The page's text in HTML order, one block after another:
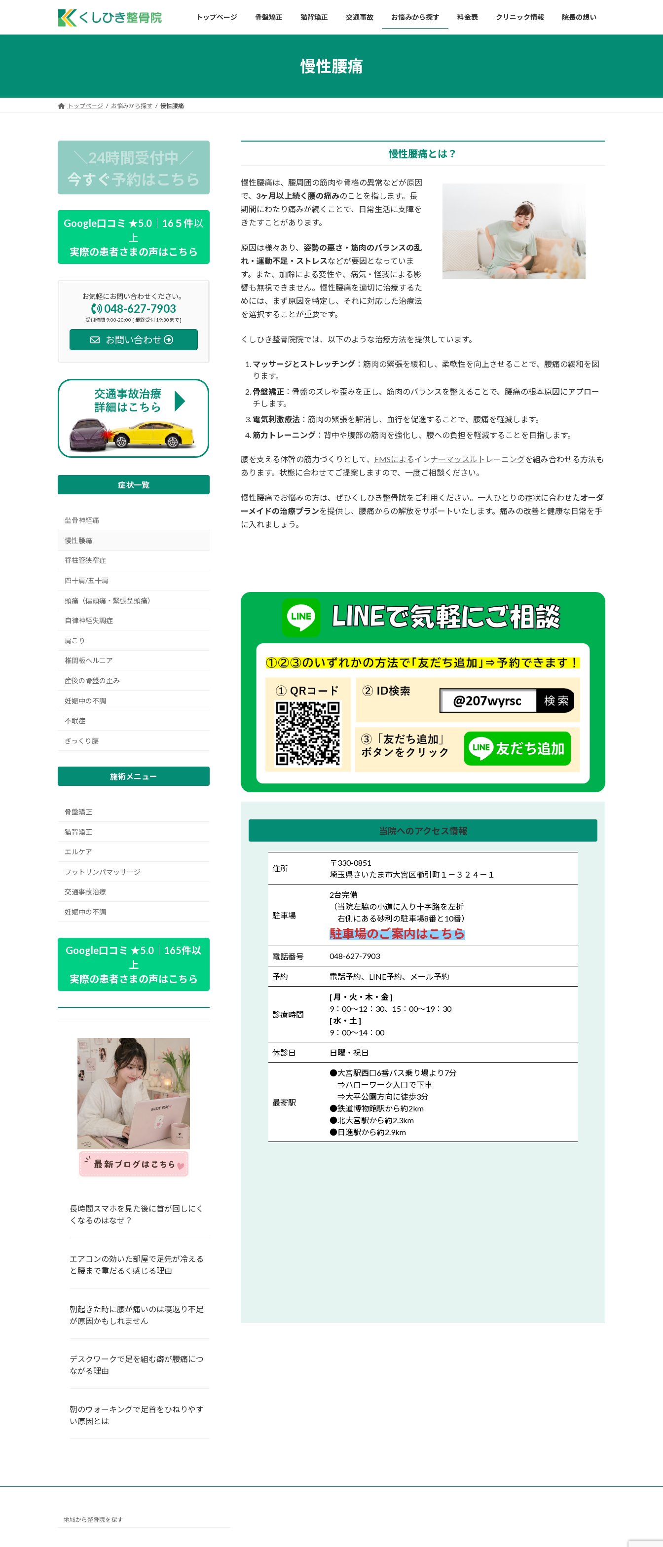
ッ
移
トップページ 骨盤矯正 猫背矯正 交通事故 お悩みから探す 料金表 クリニック情報 院長の想い
慢性腰痛
トップページ お悩みから探す 慢性腰痛
慢性腰痛とは？
慢性腰痛は、腰周囲の筋肉や骨格の異常などが原因
で、 3ヶ月以上続く腰の痛みのことを指します。長
期間にわたり痛みが続くことで、日常生活に支障を
きたすことがあります。
原因は様々あり、 姿勢の悪さ・筋肉のバランスの乱
れ・運動不足・ストレスなどが要因となっていま
す。また、加齢による変性や、病気・怪我による影
響も無視できません。慢性腰痛を適切に治療するた
めには、まず原因を特定し、それに対応した治療法
を選択することが重要です。
くしひき整骨院院では、以下のような治療方法を提供しています。
マッサージとストレッチング：筋肉の緊張を緩和し、柔軟性を向上させることで、腰痛の緩和を図
ります。
骨盤矯正：骨盤のズレや歪みを正し、筋肉のバランスを整えることで、腰痛の根本原因にアプロー
チします。
電気刺激療法：筋肉の緊張を解消し、血行を促進することで、腰痛を軽減します。
筋力トレーニング：背中や腹部の筋肉を強化し、腰への負担を軽減することを目指します。
腰を支える体幹の筋力づくりとして、 EMSによるインナーマッスルトレーニングを組み合わせる方法も
あります。状態に合わせてご提案しますので、一度ご相談ください。
慢性腰痛でお悩みの方は、ぜひくしひき整骨院をご利用ください。一人ひとりの症状に合わせたオーダ
ーメイドの治療プランを提供し、腰痛からの解放をサポートいたします。痛みの改善と健康な日常を手
に入れましょう。
当院へのアクセス情報
住所
〒330-0851
埼玉県さいたま市大宮区櫛引町１－３２４－１
駐車場
2台完備
（当院左脇の小道に入り十字路を左折
右側にある砂利の駐車場8番と10番）
駐車場のご案内はこちら
電話番号 048-627-7903
予約 電話予約、LINE予約、メール予約
診療時間
[ 月・火・木・金 ]
9：00～12：30、15：00～19：30
[ 水・土 ]
9：00～14：00
休診日 日曜・祝日
最寄駅
●大宮駅西口6番バス乗り場より7分
⇒ハローワーク入口で下車
⇒大平公園方向に徒歩3分
●鉄道博物館駅から約2km
●北大宮駅から約2.3km
●日進駅から約2.9km
＼24時間受付中／
今すぐ予約はこちら
Google口コミ ★5.0｜16５件以
上
実際の患者さまの声はこちら
お気軽にお問い合わせください。
048-627-7903
受付時間 9:00-20:00 [ 最終受付 19:30まで ]
お問い合わせ
症状一覧
坐骨神経痛
慢性腰痛
脊柱管狭窄症
四十肩/五十肩
頭痛（偏頭痛・緊張型頭痛）
自律神経失調症
肩こり
椎間板ヘルニア
産後の骨盤の歪み
妊娠中の不調
不眠症
ぎっくり腰
施術メニュー
骨盤矯正
猫背矯正
エルケア
フットリンパマッサージ
交通事故治療
妊娠中の不調
Google口コミ ★5.0｜165件以
上
実際の患者さまの声はこちら
長時間スマホを見た後に首が回しにく
くなるのはなぜ？
エアコンの効いた部屋で足先が冷える
と腰まで重だるく感じる理由
朝起きた時に腰が痛いのは寝返り不足
が原因かもしれません
デスクワークで足を組む癖が腰痛につ
ながる理由
朝のウォーキングで足首をひねりやす
い原因とは
地域から整骨院を探す